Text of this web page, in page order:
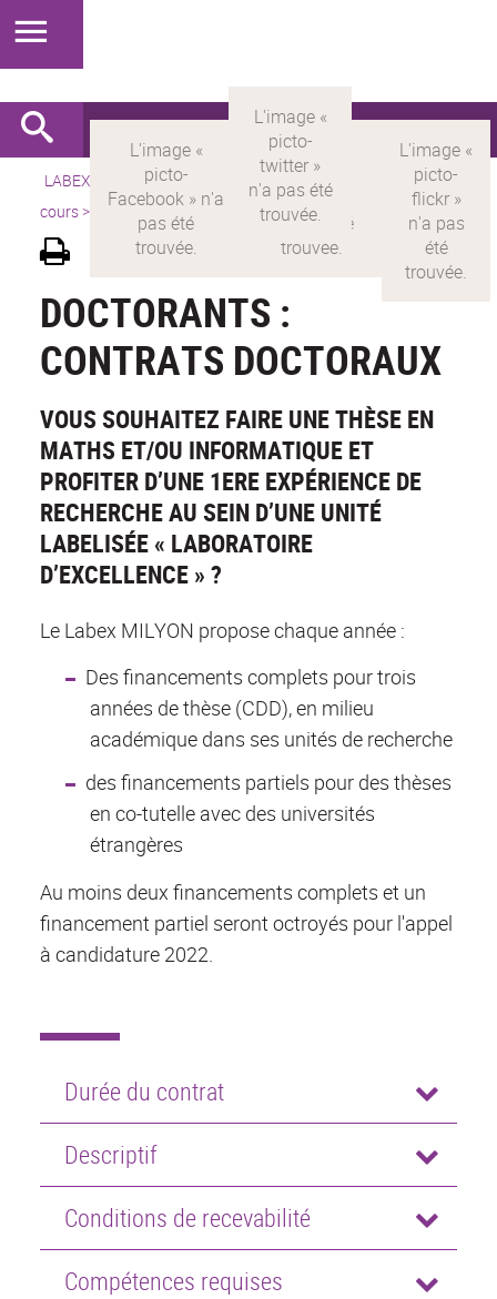
LABEX > LABEX MILYON Version française
Appels en
cours> Doctorants : contrats doctoraux
DOCTORANTS :
CONTRATS DOCTORAUX
VOUS SOUHAITEZ FAIRE UNE THÈSE EN
MATHS ET/OU INFORMATIQUE ET
PROFITER D’UNE 1ERE EXPÉRIENCE DE
RECHERCHE AU SEIN D’UNE UNITÉ
LABELISÉE « LABORATOIRE
D’EXCELLENCE » ?
Le Labex MILYON propose chaque année :
Des financements complets pour trois
années de thèse (CDD), en milieu
académique dans ses unités de recherche
des financements partiels pour des thèses
en co-tutelle avec des universités
étrangères
Au moins deux financements complets et un
financement partiel seront octroyés pour l'appel
à candidature 2022.
Durée du contrat
Descriptif
Conditions de recevabilité
Compétences requises